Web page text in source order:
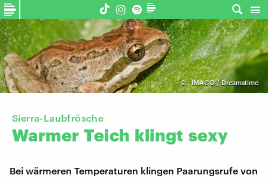
©,IMAGO / Dreamstime
Sierra-Laubfrösche
Warmer Teich klingt sexy
Bei wärmeren Temperaturen klingen Paarungsrufe von